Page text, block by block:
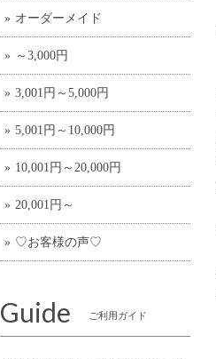
オーダーメイド
～3,000円
3,001円～5,000円
5,001円～10,000円
10,001円～20,000円
20,001円～
♡お客様の声♡
Guide ご利用ガイド